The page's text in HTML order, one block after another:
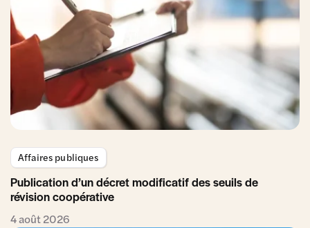
Affaires publiques
Publication d’un décret modificatif des seuils de
révision coopérative
4 août 2026